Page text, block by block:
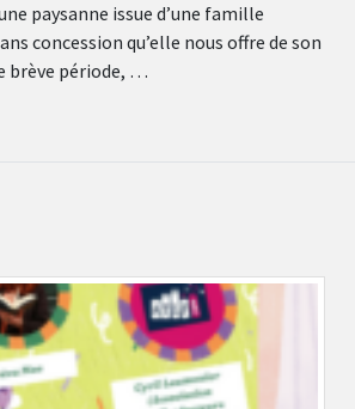
paysanne issue d’une famille
concession qu’elle nous offre de son
brève période, …